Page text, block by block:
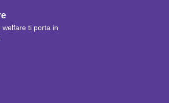
welfare ti porta in